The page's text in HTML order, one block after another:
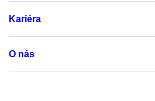
Kariéra
O nás